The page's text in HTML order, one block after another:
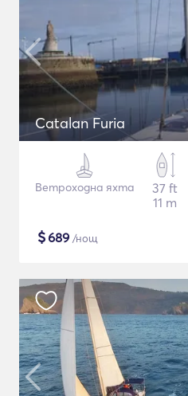
Catalan Furia
Ветроходна яхта
37 ft
11 m
$689 /нощ